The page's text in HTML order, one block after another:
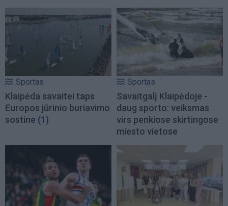
Sportas
Klaipėda savaitei taps
Europos jūrinio buriavimo
sostine (1)
Sportas
Savaitgalį Klaipėdoje -
daug sporto: veiksmas
virs penkiose skirtingose
miesto vietose